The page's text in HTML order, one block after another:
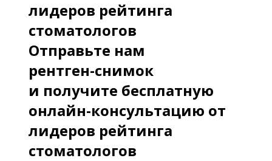
лидеров рейтинга
стоматологов
Отправьте нам
рентген-снимок
и получите бесплатную
онлайн-консультацию от
лидеров рейтинга
стоматологов